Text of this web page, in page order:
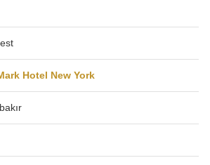
Hotel New York